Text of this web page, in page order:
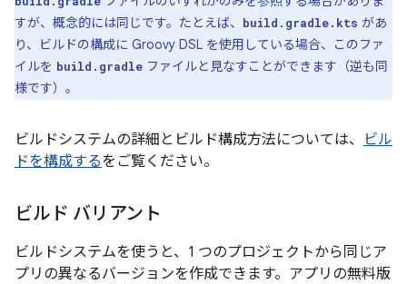
すが、概念的には同じです。たとえば、
build.gradle.kts があ
り、ビルドの構成に Groovy DSL を使用している場合、このファ
イルを build.gradle ファイルと見なすことができます（逆も同
様です）。
ビルドシステムの詳細とビルド構成方法については、
ビル
ドを構成するをご覧ください。
ビルド バリアント
ビルドシステムを使うと、1 つのプロジェクトから同じア
プリの異なるバージョンを作成できます。アプリの無料版